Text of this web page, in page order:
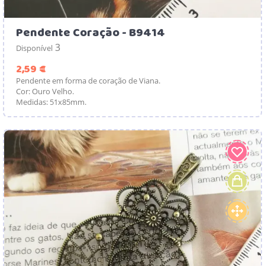
Pendente Coração - B9414
Disponível 3
2,59 €
Pendente em forma de coração de Viana.
Cor: Ouro Velho.
Medidas: 51x85mm.